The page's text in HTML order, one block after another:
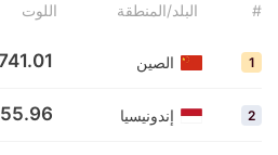
# البلد/المنطقة اللوت
1 الصين
2 إندونيسيا